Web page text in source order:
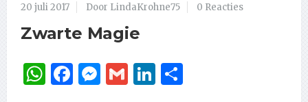
20 juli 2017 Door LindaKrohne75 0 Reacties
Zwarte Magie
WhatsApp
Facebook
Messenger
GmailLinkedIn